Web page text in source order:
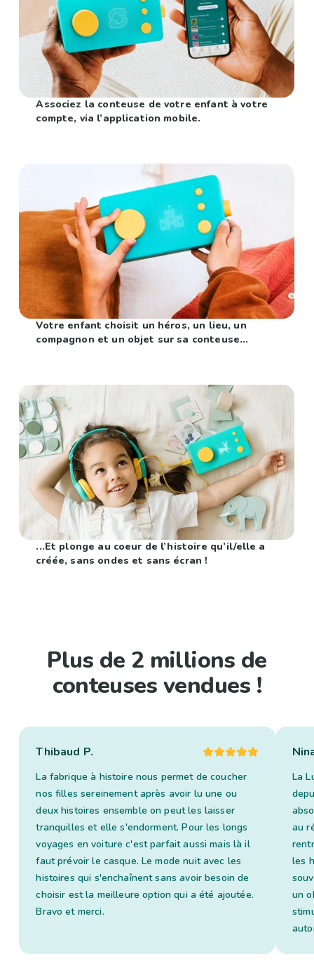
Associez la conteuse de votre enfant à votre
compte, via l’application mobile.
Votre enfant choisit un héros, un lieu, un
compagnon et un objet sur sa conteuse...
...Et plonge au coeur de l’histoire qu’il/elle a
créée, sans ondes et sans écran !
Plus de 2 millions de
conteuses vendues !
Thibaud P.
La fabrique à histoire nous permet de coucher
nos filles sereinement après avoir lu une ou
deux histoires ensemble on peut les laisser
tranquilles et elle s'endorment. Pour les longs
voyages en voiture c'est parfait aussi mais là il
faut prévoir le casque. Le mode nuit avec les
histoires qui s'enchaînent sans avoir besoin de
choisir est la meilleure option qui a été ajoutée.
Bravo et merci.
La
au
les
un